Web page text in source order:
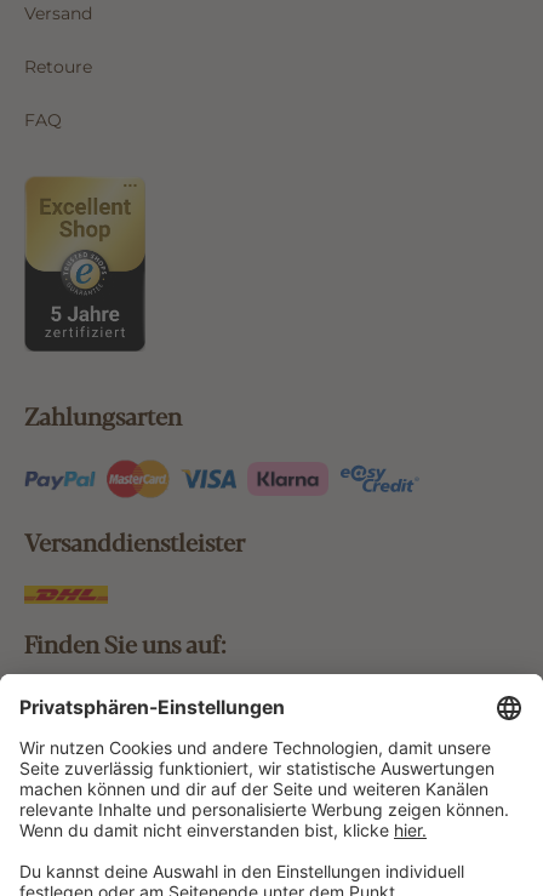
Versand
Retoure
FAQ
Zahlungsarten
Versanddienstleister
Finden Sie uns auf:
Bestellung widerrufen
Vertrag widerrufen